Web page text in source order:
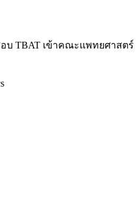
บ TBAT เข้าคณะแพทยศาสตร์